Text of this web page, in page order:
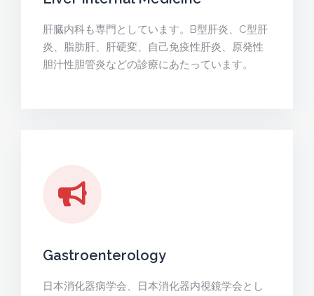
肝臓内科も専門としています。B型肝炎、C型肝
炎、脂肪肝、肝硬変、自己免疫性肝炎、原発性
胆汁性胆管炎などの診療にあたっています。
Gastroenterology
日本消化器病学会、日本消化器内視鏡学会とし